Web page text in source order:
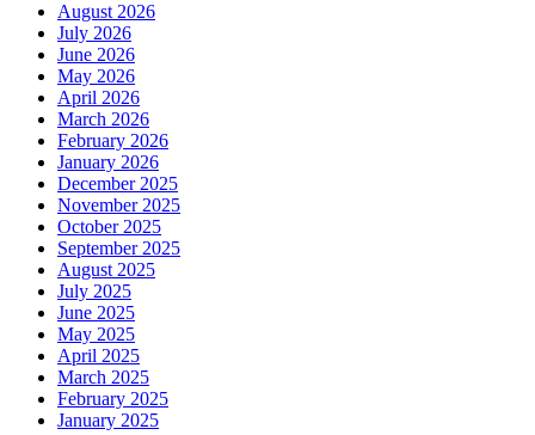
August 2026
July 2026
June 2026
May 2026
April 2026
March 2026
February 2026
January 2026
December 2025
November 2025
October 2025
September 2025
August 2025
July 2025
June 2025
May 2025
April 2025
March 2025
February 2025
January 2025